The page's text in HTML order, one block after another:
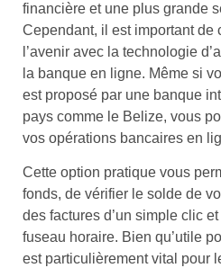
financière et une plus grande
Cependant, il est important de
l’avenir avec la technologie
la banque en ligne. Même si
est proposé par une banque
pays comme le Belize, vous
vos opérations bancaires en
Cette option pratique vous
fonds, de vérifier le solde de
des factures d’un simple clic
fuseau horaire. Bien qu’utile
est particulièrement vital pour